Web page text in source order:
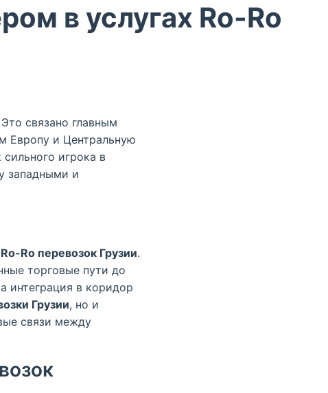
в услугах Ro-Ro
связано главным
Европу и Центральную
игрока в
западными и
Ro-Ro перевозок Грузии.
торговые пути до
интеграция в коридор
Грузии, но и
связи между